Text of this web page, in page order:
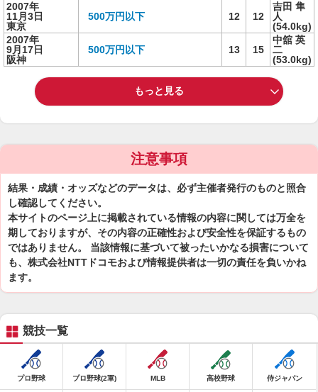
2007年
11月3日
東京
500万円以下 12 12
吉田 隼
人
(54.0kg)
2007年
9月17日
阪神
500万円以下 13 15
中舘 英
二
(53.0kg)
もっと見る
注意事項
結果・成績・オッズなどのデータは、必ず主催者発行のものと照合
し確認してください。
本サイトのページ上に掲載されている情報の内容に関しては万全を
期しておりますが、その内容の正確性および安全性を保証するもの
ではありません。 当該情報に基づいて被ったいかなる損害について
も、株式会社NTTドコモおよび情報提供者は一切の責任を負いかね
ます。
競技一覧
プロ野球 プロ野球(2軍) MLB 高校野球 侍ジャパン